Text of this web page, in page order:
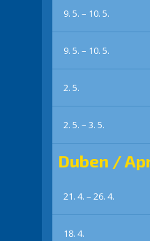
9. 5. – 10. 5.
9. 5. – 10. 5.
2. 5.
2. 5. – 3. 5.
Duben /
21. 4. – 26. 4.
18. 4.